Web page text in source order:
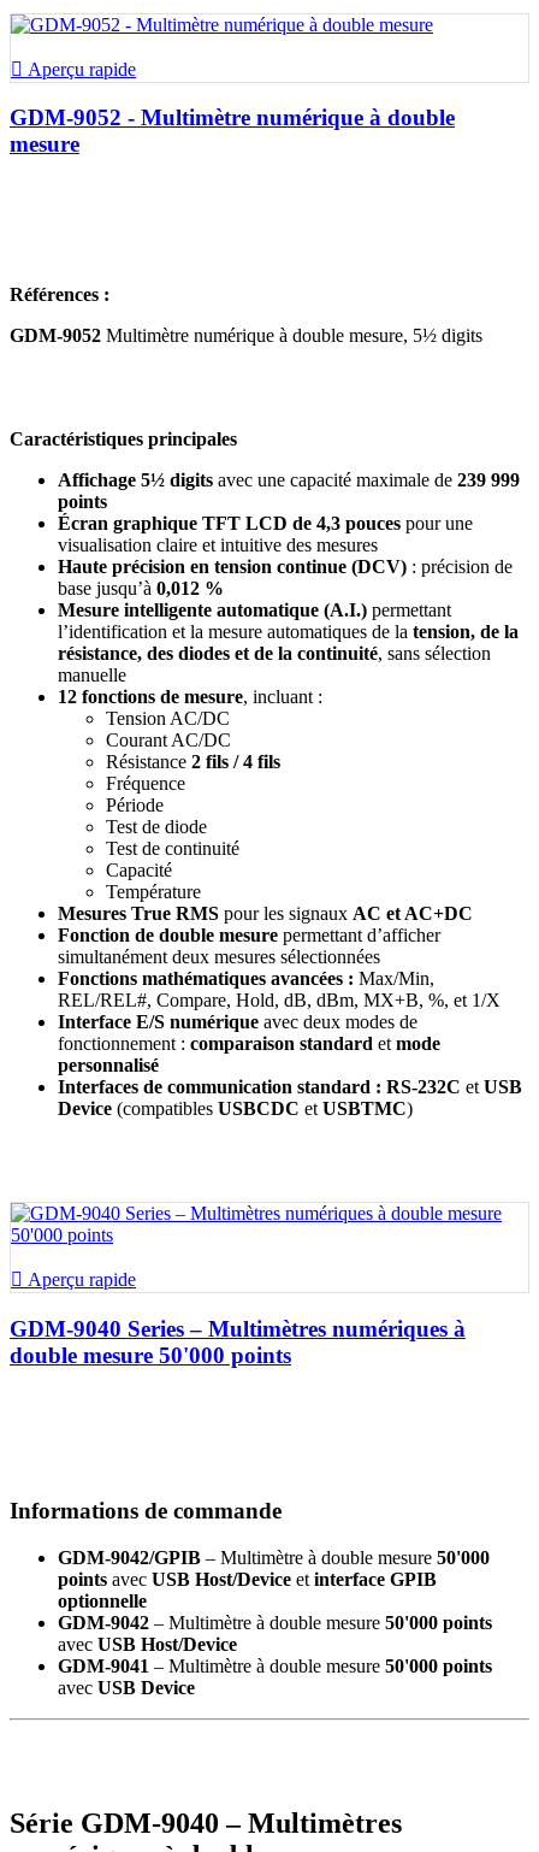
 Aperçu rapide
GDM-9052 - Multimètre numérique à double
mesure
Références :
GDM-9052 Multimètre numérique à double mesure, 5½ digits
Caractéristiques principales
Affichage 5½ digits avec une capacité maximale de 239 999
points
Écran graphique TFT LCD de 4,3 pouces pour une
visualisation claire et intuitive des mesures
Haute précision en tension continue (DCV) : précision de
base jusqu’à 0,012 %
Mesure intelligente automatique (A.I.) permettant
l’identification et la mesure automatiques de la tension, de la
résistance, des diodes et de la continuité, sans sélection
manuelle
12 fonctions de mesure, incluant :
Tension AC/DC
Courant AC/DC
Résistance 2 fils / 4 fils
Fréquence
Période
Test de diode
Test de continuité
Capacité
Température
Mesures True RMS pour les signaux AC et AC+DC
Fonction de double mesure permettant d’afficher
simultanément deux mesures sélectionnées
Fonctions mathématiques avancées : Max/Min,
REL/REL#, Compare, Hold, dB, dBm, MX+B, %, et 1/X
Interface E/S numérique avec deux modes de
fonctionnement : comparaison standard et mode
personnalisé
Interfaces de communication standard : RS-232C et USB
Device (compatibles USBCDC et USBTMC)
 Aperçu rapide
GDM-9040 Series – Multimètres numériques à
double mesure 50'000 points
Informations de commande
GDM-9042/GPIB – Multimètre à double mesure 50'000
points avec USB Host/Device et interface GPIB
optionnelle
GDM-9042 – Multimètre à double mesure 50'000 points
avec USB Host/Device
GDM-9041 – Multimètre à double mesure 50'000 points
avec USB Device
Série GDM-9040 – Multimètres